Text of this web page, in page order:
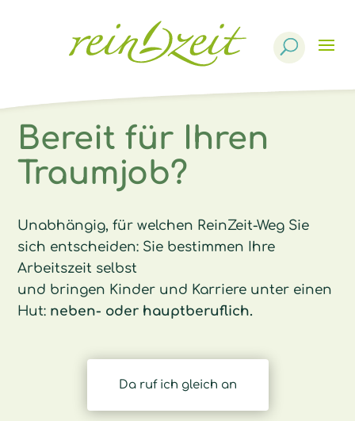
Bereit für Ihren
Traumjob?
Unabhängig, für welchen ReinZeit-Weg Sie
sich entscheiden: Sie bestimmen Ihre
Arbeitszeit selbst
und bringen Kinder und Karriere unter einen
Hut: neben- oder hauptberuflich.
Da ruf ich gleich an